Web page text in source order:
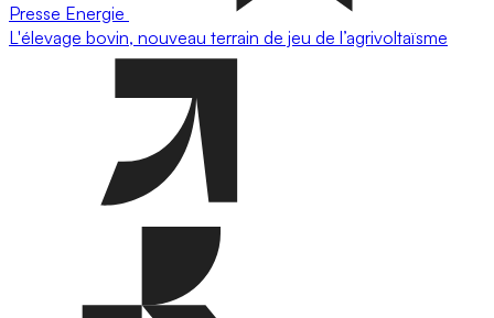
Presse Energie
L'élevage bovin, nouveau terrain de jeu de l’agrivoltaïsme